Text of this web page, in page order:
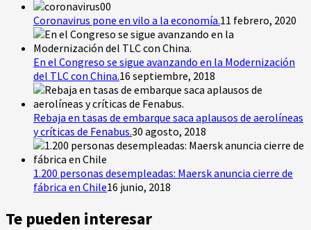
Coronavirus pone en vilo a la economía.11 febrero, 2020
En el Congreso se sigue avanzando en la Modernización
del TLC con China.16 septiembre, 2018
Rebaja en tasas de embarque saca aplausos de aerolíneas
y críticas de Fenabus.30 agosto, 2018
1.200 personas desempleadas: Maersk anuncia cierre de
fábrica en Chile16 junio, 2018
Te pueden interesar